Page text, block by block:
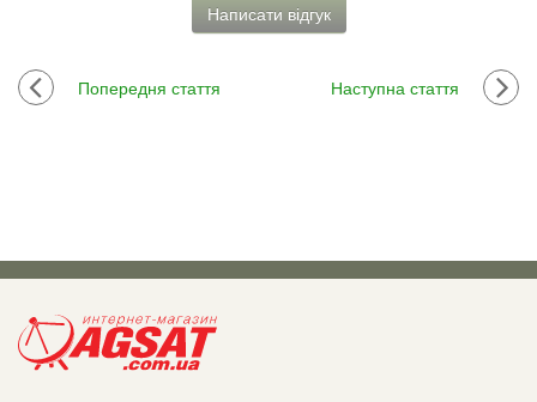
Написати відгук
Попередня стаття Наступна стаття